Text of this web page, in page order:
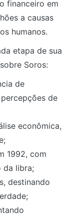
financeiro em
a causas
humanos.
etapa de sua
Soros:
de
de
econômica,
1992, com
da libra;
destinando